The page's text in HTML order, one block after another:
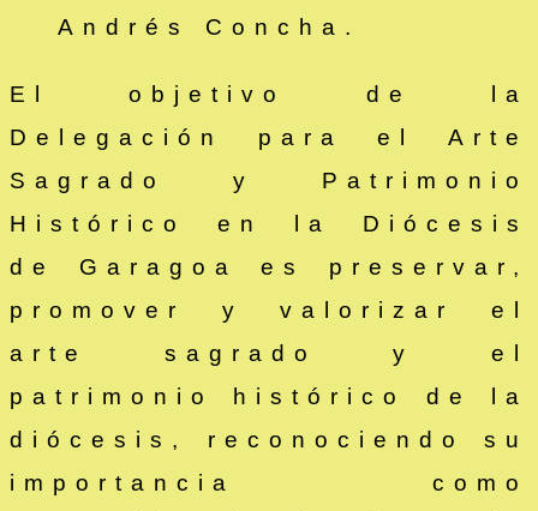
Andrés Concha.
El objetivo de la
Delegación para el Arte
Sagrado y Patrimonio
Histórico en la Diócesis
de Garagoa es preservar,
promover y valorizar el
arte sagrado y el
patrimonio histórico de la
diócesis, reconociendo su
importancia como